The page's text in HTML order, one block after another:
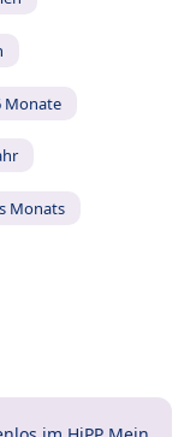
Monate
Monats